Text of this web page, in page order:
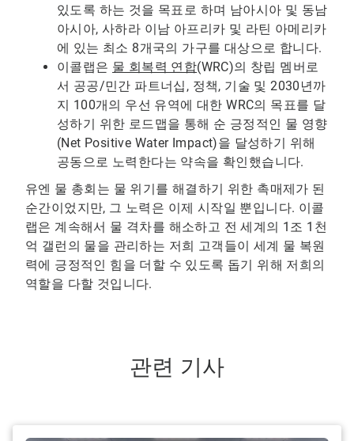
있도록 하는 것을 목표로 하며 남아시아 및 동남
아시아, 사하라 이남 아프리카 및 라틴 아메리카
에 있는 최소 8개국의 가구를 대상으로 합니다.
이콜랩은 물 회복력 연합(WRC)의 창립 멤버로
서 공공/민간 파트너십, 정책, 기술 및 2030년까
지 100개의 우선 유역에 대한 WRC의 목표를 달
성하기 위한 로드맵을 통해 순 긍정적인 물 영향
(Net Positive Water Impact)을 달성하기 위해
공동으로 노력한다는 약속을 확인했습니다.
유엔 물 총회는 물 위기를 해결하기 위한 촉매제가 된
순간이었지만, 그 노력은 이제 시작일 뿐입니다. 이콜
랩은 계속해서 물 격차를 해소하고 전 세계의 1조 1천
억 갤런의 물을 관리하는 저희 고객들이 세계 물 복원
력에 긍정적인 힘을 더할 수 있도록 돕기 위해 저희의
역할을 다할 것입니다.
관련 기사